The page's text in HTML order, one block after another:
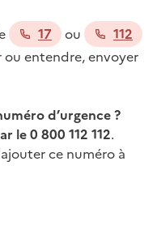
17 ou
112
ou entendre, envoyer
d’urgence ?
le 0 800 112 112.
ce numéro à